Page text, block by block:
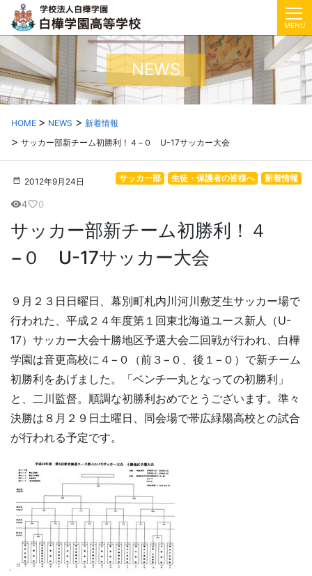
MENU
NEWS
HOME NEWS
新着情報
サッカー部新チーム初勝利！４−０ U-17サッカー大会
2012年9月24日 新着情報
生徒・保護者の皆様へ
サッカー部
visibility4favorite_border0
サッカー部新チーム初勝利！４
−０ U-17サッカー大会
９月２３日日曜日、幕別町札内川河川敷芝生サッカー場で
行われた、平成２４年度第１回東北海道ユース新人（U-
17）サッカー大会十勝地区予選大会二回戦が行われ、白樺
学園は音更高校に４−０（前３−０、後１−０）で新チーム
初勝利をあげました。「ベンチ一丸となっての初勝利」
と、二川監督。順調な初勝利おめでとうございます。準々
決勝は８月２９日土曜日、同会場で帯広緑陽高校との試合
が行われる予定です。